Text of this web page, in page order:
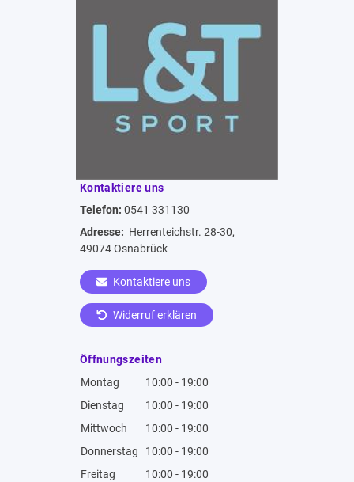
Kontaktiere uns
Telefon: 0541 331130
Adresse: Herrenteichstr. 28-30,
49074 Osnabrück
Kontaktiere uns
Widerruf erklären
Öffnungszeiten
Montag
10:00 - 19:00
Dienstag
10:00 - 19:00
Mittwoch
10:00 - 19:00
Donnerstag
10:00 - 19:00
Freitag
10:00 - 19:00